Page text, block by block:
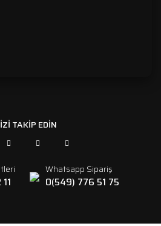
TAKİP EDİN
Whatsapp Sipariş
0(549) 776 51 75